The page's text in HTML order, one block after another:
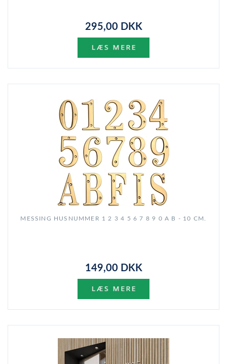
295,00 DKK
MESSING HUSNUMMER 1 2 3 4 5 6 7 8 9 0 A B - 10 CM.
149,00 DKK